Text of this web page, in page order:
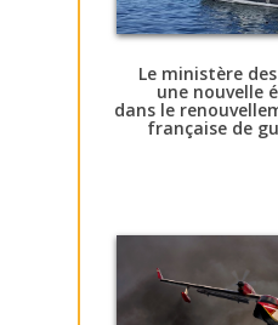
Le ministère
une nouvelle
dans le
française de